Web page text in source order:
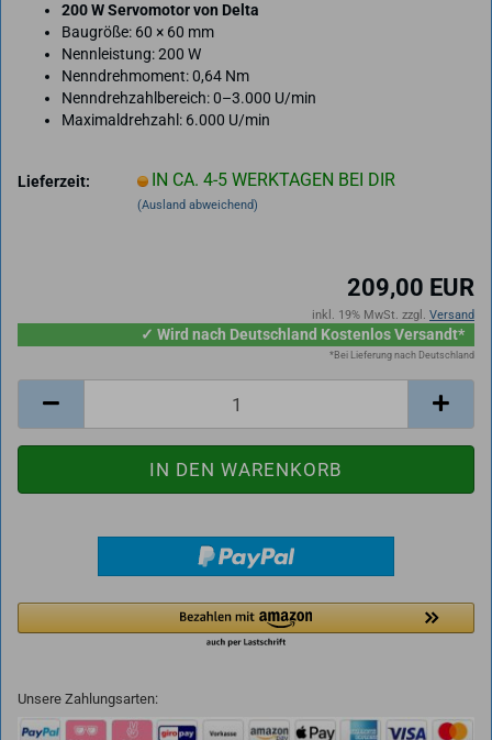
200 W Servomotor von Delta
Baugröße: 60 × 60 mm
Nennleistung: 200 W
Nenndrehmoment: 0,64 Nm
Nenndrehzahlbereich: 0–3.000 U/min
Maximaldrehzahl: 6.000 U/min
Lieferzeit: IN CA. 4-5 WERKTAGEN BEI DIR
(Ausland abweichend)
209,00 EUR
inkl. 19% MwSt. zzgl. Versand
✓ Wird nach Deutschland Kostenlos Versandt*
*Bei Lieferung nach Deutschland
Unsere Zahlungsarten: